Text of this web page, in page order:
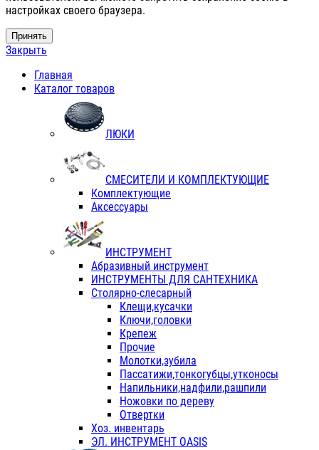
настройках своего браузера.
Принять
Закрыть
Главная
Каталог товаров
ЛЮКИ
СМЕСИТЕЛИ И КОМПЛЕКТУЮЩИЕ
Комплектующие
Аксессуары
ИНСТРУМЕНТ
Абразивный инструмент
ИНСТРУМЕНТЫ ДЛЯ САНТЕХНИКА
Столярно-слесарный
Клещи,кусачки
Ключи,головки
Крепеж
Прочие
Молотки,зубила
Пассатижи,тонкогубцы,утконосы
Напильники,надфили,рашпили
Ножовки по дереву
Отвертки
Хоз. инвентарь
ЭЛ. ИНСТРУМЕНТ OASIS